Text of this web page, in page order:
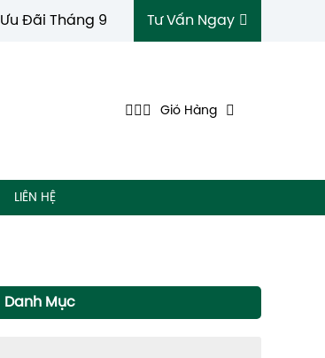
Ưu Đãi Tháng 9 Tư Vấn Ngay
Giỏ Hàng
LIÊN HỆ
Danh Mục